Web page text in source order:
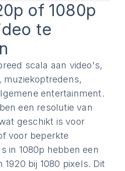
of 1080p
te
scala aan video's,
entertainment.
een resolutie van
geschikt is voor
voor beperkte
in 1080p hebben een
bij 1080 pixels. Dit